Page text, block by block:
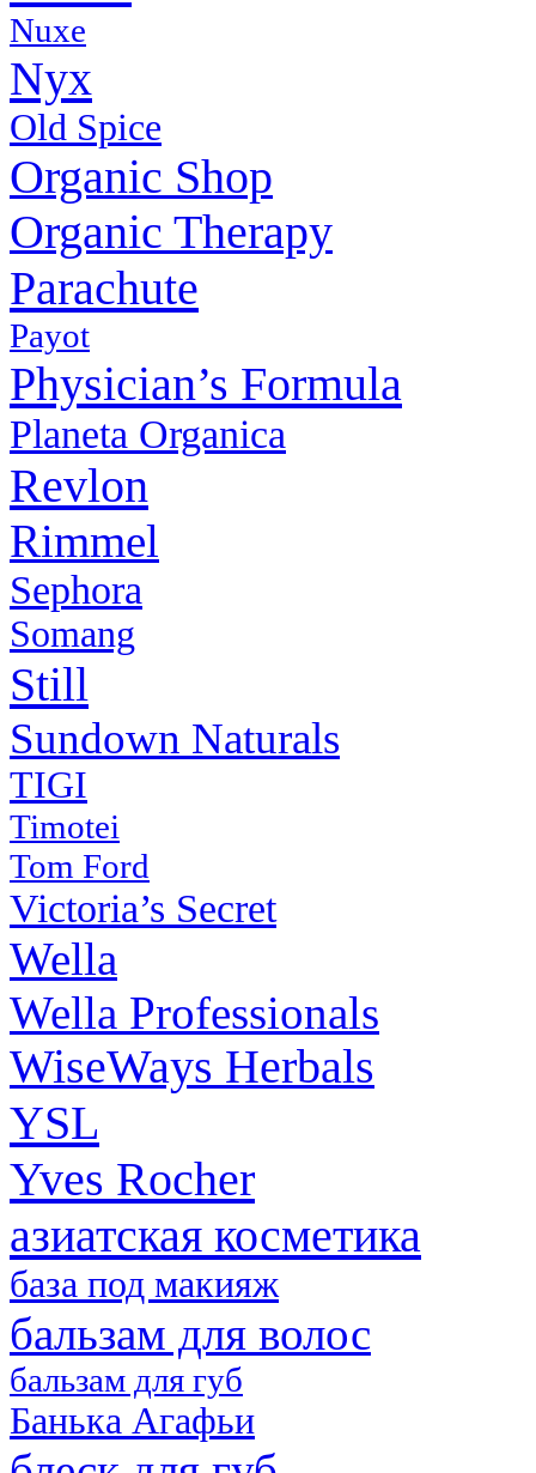
Nuxe
Nyx
Old Spice
Organic Shop
Organic Therapy
Parachute
Payot
Physiсian’s Formula
Planeta Organica
Revlon
Rimmel
Sephora
Somang
Still
Sundown Naturals
TIGI
Timotei
Tom Ford
Victoria’s Secret
Wella
Wella Professionals
WiseWays Herbals
YSL
Yves Rocher
азиатская косметика
база под макияж
бальзам для волос
бальзам для губ
Банька Агафьи